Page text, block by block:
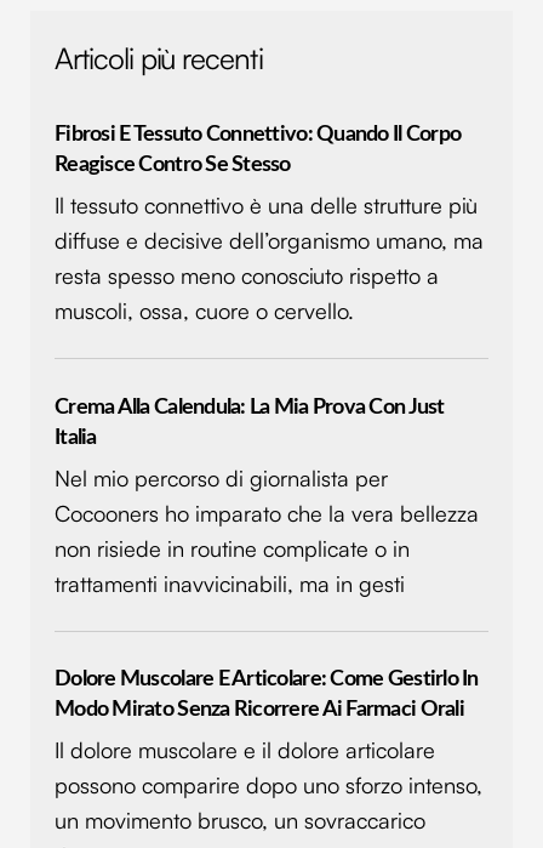
Articoli più recenti
Fibrosi E Tessuto Connettivo: Quando Il Corpo
Reagisce Contro Se Stesso
Il tessuto connettivo è una delle strutture più
diffuse e decisive dell’organismo umano, ma
resta spesso meno conosciuto rispetto a
muscoli, ossa, cuore o cervello.
Crema Alla Calendula: La Mia Prova Con Just
Italia
Nel mio percorso di giornalista per
Cocooners ho imparato che la vera bellezza
non risiede in routine complicate o in
trattamenti inavvicinabili, ma in gesti
Dolore Muscolare E Articolare: Come Gestirlo In
Modo Mirato Senza Ricorrere Ai Farmaci Orali
Il dolore muscolare e il dolore articolare
possono comparire dopo uno sforzo intenso,
un movimento brusco, un sovraccarico